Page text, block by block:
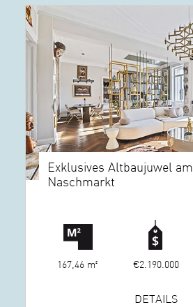
Exklusives Altbaujuwel am
Naschmarkt
167,46 m² €2.190.000
DETAILS